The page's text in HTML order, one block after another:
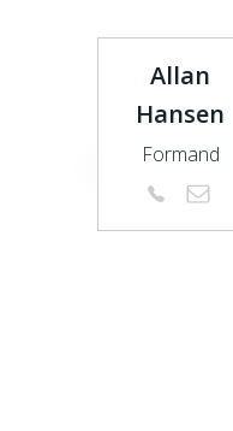
Allan
Hansen
Formand